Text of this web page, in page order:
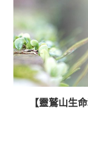
【靈鷲山生